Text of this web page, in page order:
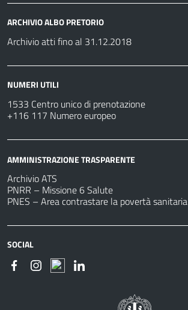
ARCHIVIO ALBO PRETORIO
Archivio atti fino al 31.12.2018
NUMERI UTILI
1533 Centro unico di prenotazione
+116 117 Numero europeo
AMMINISTRAZIONE TRASPARENTE
Archivio ATS
PNRR – Missione 6 Salute
PNES – Area contrastare la povertà sanitaria
SOCIAL